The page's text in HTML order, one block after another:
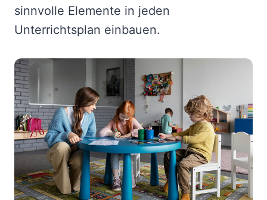
sinnvolle Elemente in jeden
Unterrichtsplan einbauen.